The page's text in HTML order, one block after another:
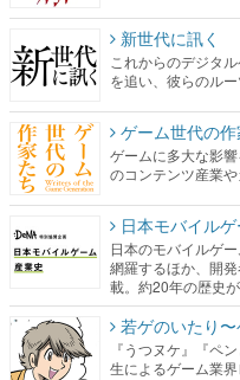
新世代に訊く
これからのデジタ
を追い、彼らのル
ゲーム世代の
ゲームに多大な影
のコンテンツ産業
日本モバイル
日本のモバイルゲ
網羅するほか、開
載。約20年の歴史
若ゲのいたり
『うつヌケ』『ペ
生によるゲーム業界